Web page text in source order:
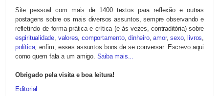
Site pessoal com mais de 1400 textos para reflexão e outras
postagens sobre os mais diversos assuntos, sempre observando e
refletindo de forma prática e crítica (e às vezes, contraditória) sobre
espiritualidade, valores,comportamento,dinheiro,amor,sexo, livros,
política, enfim, esses assuntos bons de se conversar. Escrevo aqui
como quem fala a um amigo. Saiba mais...
Obrigado pela visita e boa leitura!
Editorial